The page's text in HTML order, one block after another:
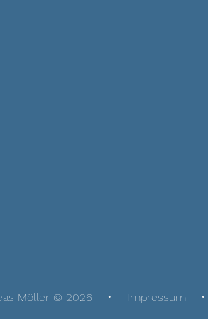
Möller © 2026 Impressum